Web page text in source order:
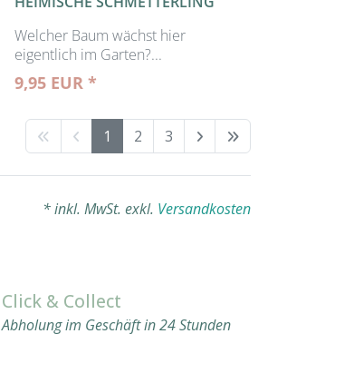
Welcher Baum wächst hier
eigentlich im Garten?...
9,95 EUR *
1 2 3
* inkl. MwSt. exkl. Versandkosten
Click & Collect
Abholung im Geschäft in 24 Stunden